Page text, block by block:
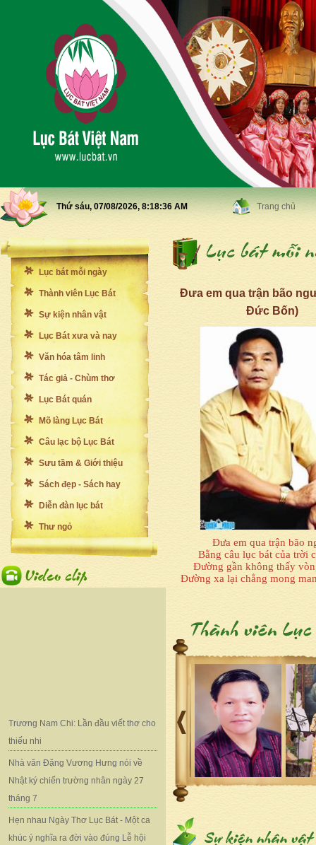
Thứ sáu, 07/08/2026, 8:18:38 AM Trang chủ
Lục bát mỗi ngày
Thành viên Lục Bát
Sự kiện nhân vật
Lục Bát xưa và nay
Văn hóa tâm linh
Tác giả - Chùm thơ
Lục Bát quán
Mõ làng Lục Bát
Câu lạc bộ Lục Bát
Sưu tầm & Giới thiệu
Sách đẹp - Sách hay
Diễn đàn lục bát
Thư ngỏ
Trương Nam Chi: Lần đầu viết thơ cho
thiếu nhi
Nhà văn Đặng Vương Hưng nói về
Nhật ký chiến trường nhân ngày 27
tháng 7
Hẹn nhau Ngày Thơ Lục Bát - Một ca
khúc ý nghĩa ra đời vào đúng Lễ hội
Đưa em qua trận bão
Đức Bốn)
Đưa em qua trận bão
Bằng câu lục bát của trời
Đường gần không thấy
Đường xa lại chẳng mong